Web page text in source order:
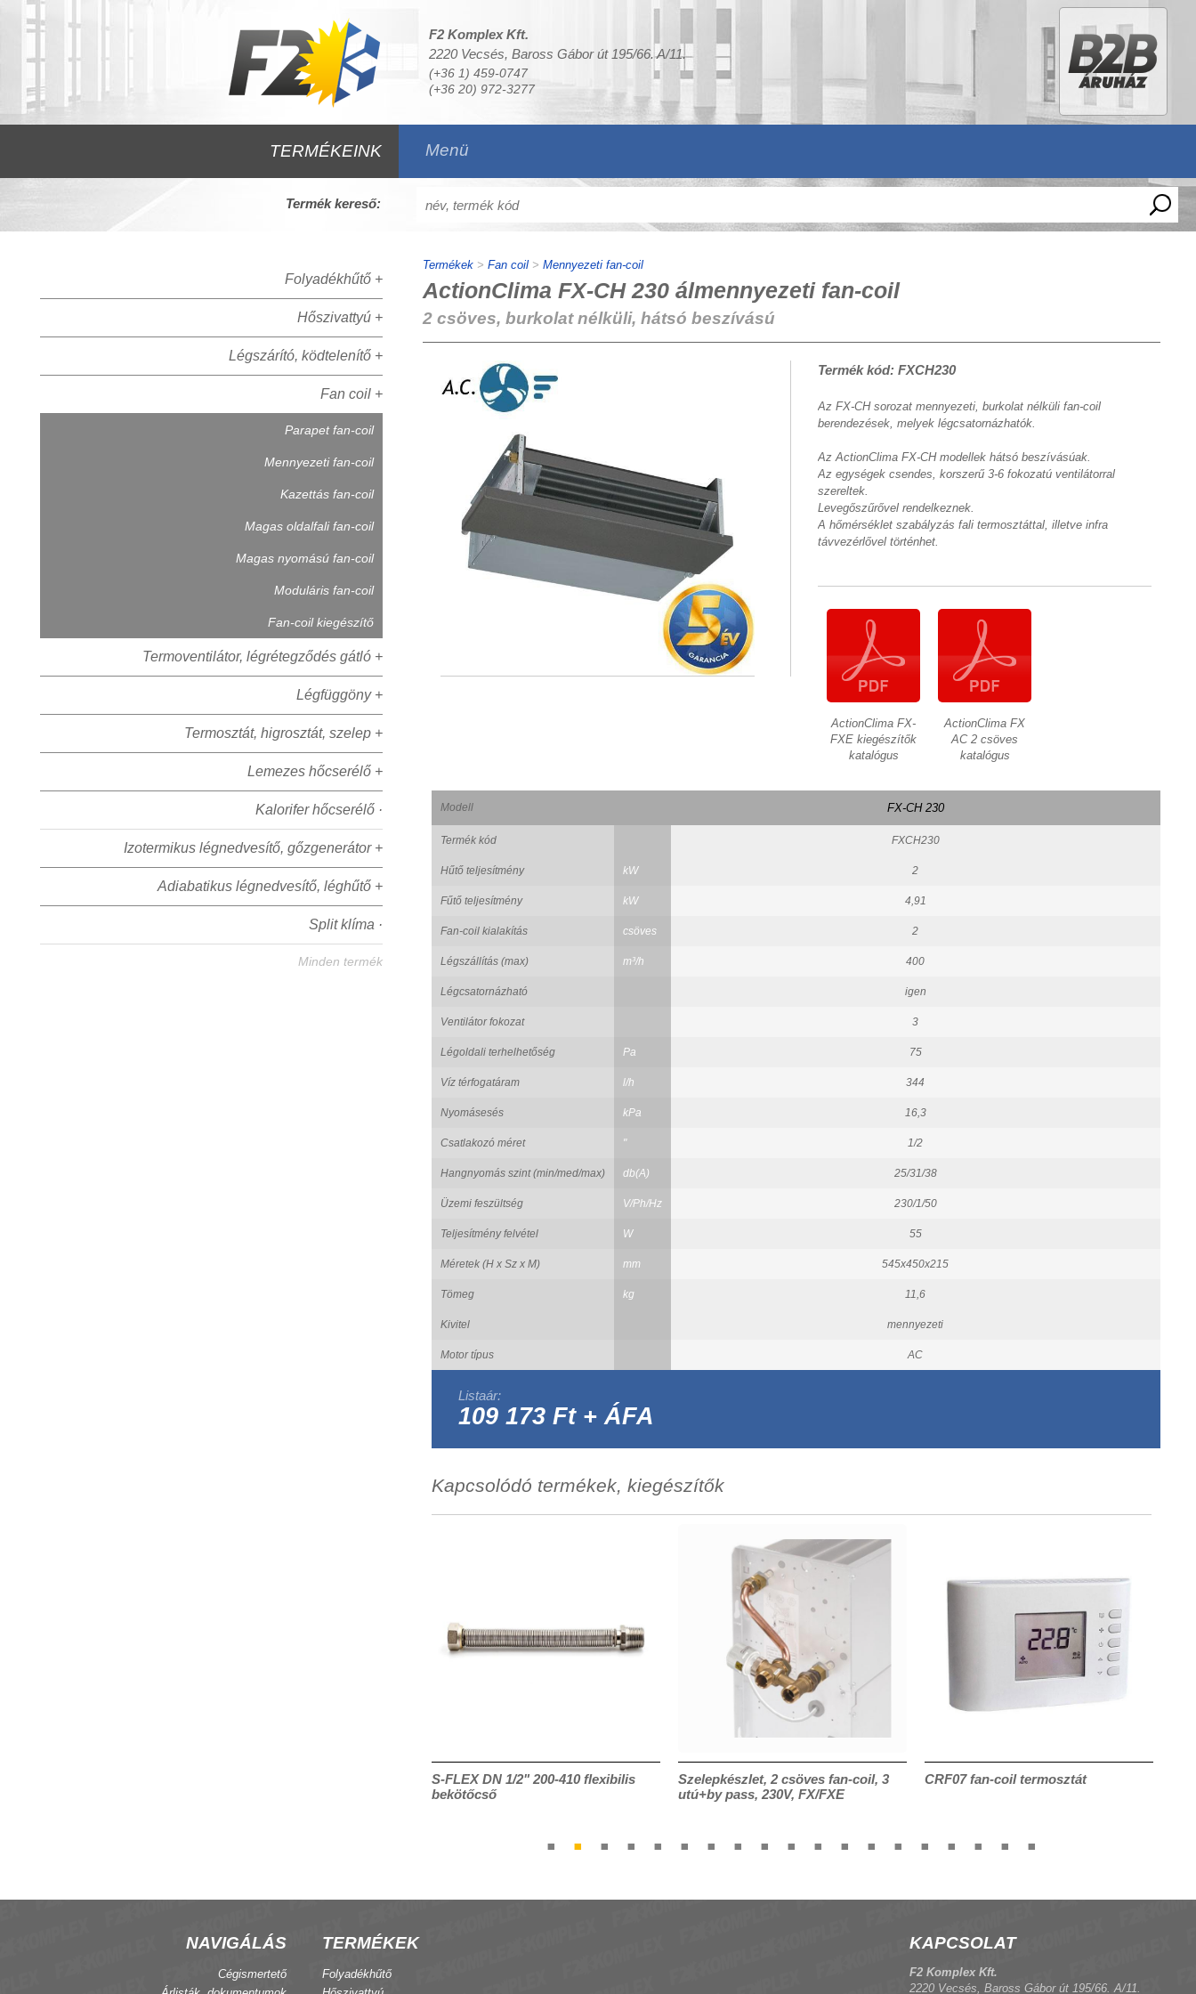
F2 Komplex Kft.
2220 Vecsés, Baross Gábor út 195/66. A/11.
(+36 1) 459-0747
(+36 20) 972-3277
TERMÉKEINK Menü
Termék kereső:
Folyadékhűtő +
Hőszivattyú +
Légszárító, ködtelenítő +
Fan coil +
Parapet fan-coil
Mennyezeti fan-coil
Kazettás fan-coil
Magas oldalfali fan-coil
Magas nyomású fan-coil
Moduláris fan-coil
Fan-coil kiegészítő
Termoventilátor, légrétegződés gátló +
Légfüggöny +
Termosztát, higrosztát, szelep +
Lemezes hőcserélő +
Kalorifer hőcserélő ·
Izotermikus légnedvesítő, gőzgenerátor +
Adiabatikus légnedvesítő, léghűtő +
Split klíma ·
Minden termék
Termékek> Fan coil> Mennyezeti fan-coil
ActionClima FX-CH 230 álmennyezeti fan-coil
2 csöves, burkolat nélküli, hátsó beszívású
Termék kód: FXCH230
Az FX-CH sorozat mennyezeti, burkolat nélküli fan-coil
berendezések, melyek légcsatornázhatók.
Az ActionClima FX-CH modellek hátsó beszívásúak.
Az egységek csendes, korszerű 3-6 fokozatú ventilátorral
szereltek.
Levegőszűrővel rendelkeznek.
A hőmérséklet szabályzás fali termosztáttal, illetve infra
távvezérlővel történhet.
ActionClima FX-
FXE kiegészítők
katalógus
ActionClima FX
AC 2 csöves
katalógus
Modell FX-CH 230
Termék kód FXCH230
Hűtő teljesítmény kW 2
Fűtő teljesítmény kW 4,91
Fan-coil kialakítás csöves 2
Légszállítás (max) m³/h 400
Légcsatornázható igen
Ventilátor fokozat 3
Légoldali terhelhetőség Pa 75
Víz térfogatáram l/h 344
Nyomásesés kPa 16,3
Csatlakozó méret " 1/2
Hangnyomás szint (min/med/max) db(A) 25/31/38
Üzemi feszültség V/Ph/Hz 230/1/50
Teljesítmény felvétel W 55
Méretek (H x Sz x M) mm 545x450x215
Tömeg kg 11,6
Kivitel mennyezeti
Motor típus AC
Listaár:
109 173 Ft + ÁFA
Kapcsolódó termékek, kiegészítők
S-FLEX DN 1/2" 200-410 flexibilis
bekötőcső
Szelepkészlet, 2 csöves fan-coil, 3
utú+by pass, 230V, FX/FXE
CRF07 fan-coil termosztát
NAVIGÁLÁS
Cégismertető
TERMÉKEK
Folyadékhűtő
KAPCSOLAT
F2 Komplex Kft.
2220 Vecsés, Baross Gábor út 195/66. A/11.